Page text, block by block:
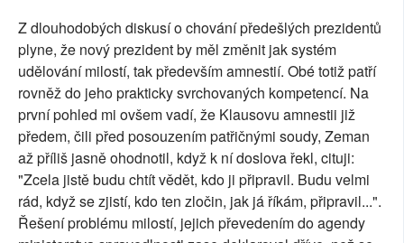
Z dlouhodobých diskusí o chování předešlých prezidentů
plyne, že nový prezident by měl změnit jak systém
udělování milostí, tak především amnestií. Obé totiž patří
rovněž do jeho prakticky svrchovaných kompetencí. Na
první pohled mi ovšem vadí, že Klausovu amnestii již
předem, čili před posouzením patřičnými soudy, Zeman
až příliš jasně ohodnotil, když k ní doslova řekl, cituji:
"Zcela jistě budu chtít vědět, kdo ji připravil. Budu velmi
rád, když se zjistí, kdo ten zločin, jak já říkám, připravil...".
Řešení problému milostí, jejich převedením do agendy